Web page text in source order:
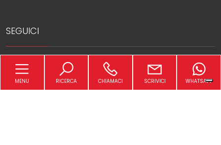
SEGUICI
MENU RICERCA CHIAMACI SCRIVICI WHATSAPP